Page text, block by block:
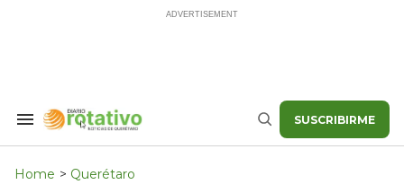
Search
Navigation
Buscar SUSCRIBIRME
Home > Querétaro